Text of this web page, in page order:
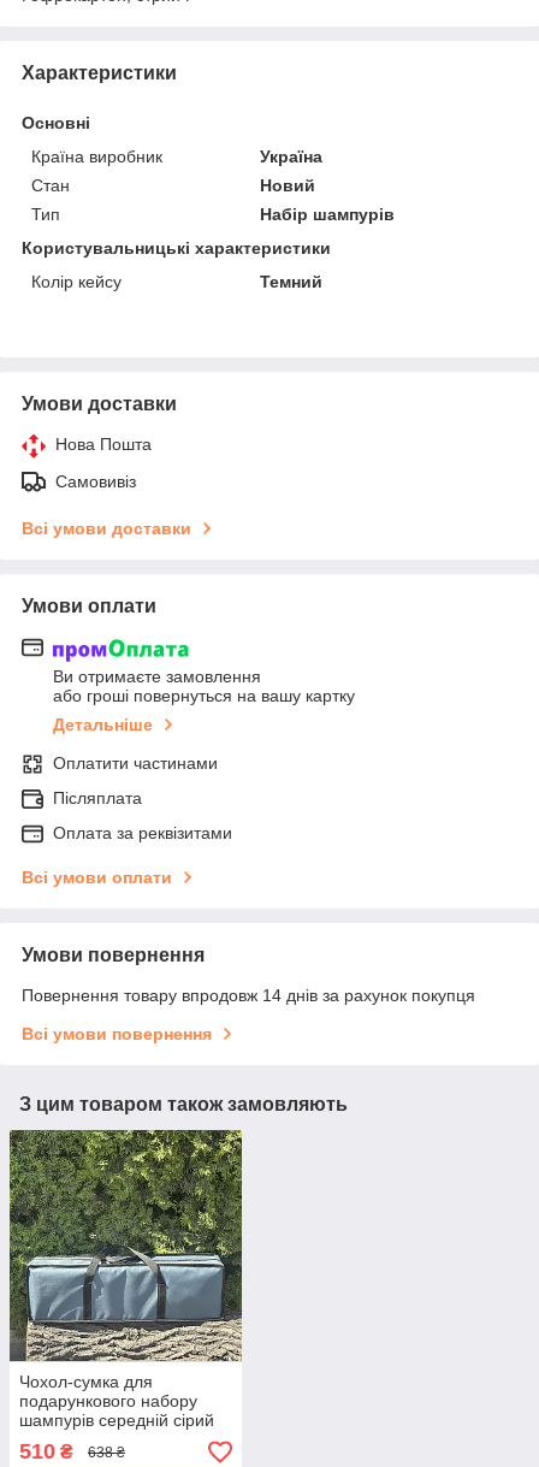
Характеристики
Основні
Країна виробник
Україна
Стан
Новий
Тип
Набір шампурів
Користувальницькі характеристики
Колір кейсу
Темний
Умови доставки
Нова Пошта
Самовивіз
Всі умови доставки
Умови оплати
Ви отримаєте замовлення
або гроші повернуться на вашу картку
Детальніше
Оплатити частинами
Післяплата
Оплата за реквізитами
Всі умови оплати
Умови повернення
Повернення товару впродовж 14 днів за рахунок покупця
Всі умови повернення
З цим товаром також замовляють
Чохол-сумка для
подарункового набору
шампурів середній сірий
510 ₴ 638 ₴